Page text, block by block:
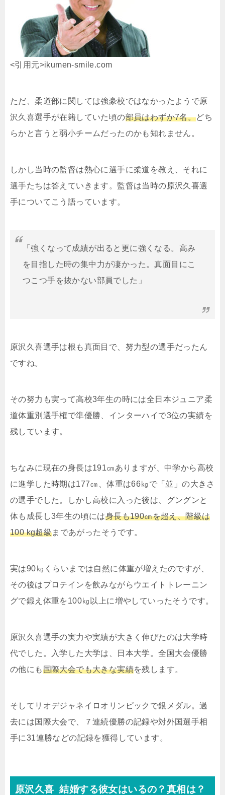
<引用元>ikumen-smile.com
ただ、柔道部に関しては強豪校ではなかったようで原
沢久喜選手が在籍していた頃の部員はわずか7名。どち
らかと言うと弱小チームだったのかも知れません。
しかし当時の監督は熱心に選手に柔道を教え、それに
選手たちは答えていきます。監督は当時の原沢久喜選
手についてこう語っています。
「強くなって成績が出ると更に強くなる。高み
を目指した時の集中力が凄かった。真面目にこ
つこつ手を抜かない部員でした」
原沢久喜選手は根も真面目で、努力型の選手だったん
ですね。
その努力も実って高校3年生の時には全日本ジュニア柔
道体重別選手権で準優勝、インターハイで3位の実績を
残しています。
ちなみに現在の身長は191㎝ありますが、中学から高校
に進学した時期は177㎝、体重は66㎏で「並」の大きさ
の選手でした。しかし高校に入った後は、グングンと
体も成長し3年生の頃には身長も190㎝を超え、階級は
100 kg超級まであがったそうです。
実は90㎏くらいまでは自然に体重が増えたのですが、
その後はプロテインを飲みながらウエイトトレーニン
グで鍛え体重を100㎏以上に増やしていったそうです。
原沢久喜選手の実力や実績が大きく伸びたのは大学時
代でした。入学した大学は、日本大学。全国大会優勝
の他にも国際大会でも大きな実績を残します。
そしてリオデジャネイロオリンピックで銀メダル。過
去には国際大会で、７連続優勝の記録や対外国選手相
手に31連勝などの記録を獲得しています。
原沢久喜 結婚する彼女はいるの？真相は？